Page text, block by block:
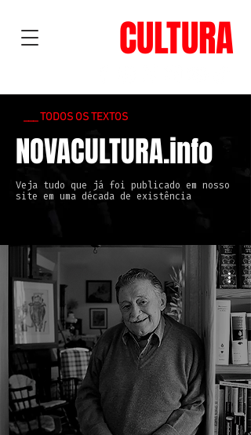
CULTURA
___ TODOS OS TEXTOS
NOVACULTURA.info
Veja tudo que já foi publicado em nosso
site em uma década de existência